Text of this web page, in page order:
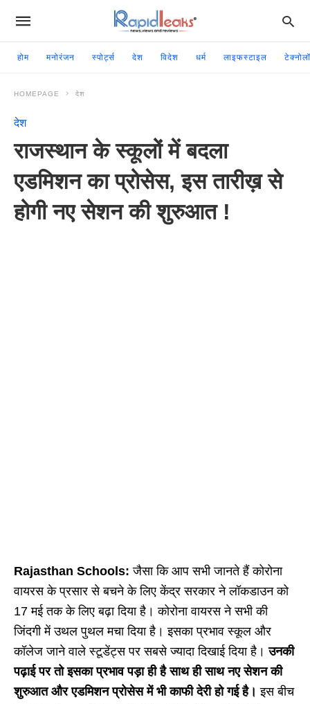
होम मनोरंजन स्पोर्ट्स देश विदेश धर्म लाइफस्टाइल
HOMEPAGE देश
देश
राजस्थान के स्कूलों में बदला
एडमिशन का प्रोसेस, इस तारीख़ से
होगी नए सेशन की शुरुआत !
Rajasthan Schools: जैसा कि आप सभी जानते हैं कोरोना
वायरस के प्रसार से बचने के लिए केंद्र सरकार ने लॉकडाउन को
17 मई तक के लिए बढ़ा दिया है। कोरोना वायरस ने सभी की
जिंदगी में उथल पुथल मचा दिया है। इसका प्रभाव स्कूल और
कॉलेज जाने वाले स्टूडेंट्स पर सबसे ज्यादा दिखाई दिया है। उनकी
पढ़ाई पर तो इसका प्रभाव पड़ा ही है साथ ही साथ नए सेशन की
शुरुआत और एडमिशन प्रोसेस में भी काफी देरी हो गई है।इस बीच